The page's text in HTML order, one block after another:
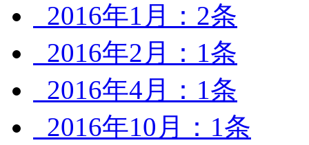
2016年1月：2条
2016年2月：1条
2016年4月：1条
2016年10月：1条